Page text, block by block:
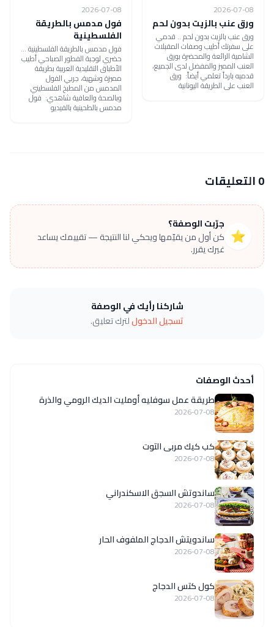
2026-07-08
ورق عنب بالزيت بدون لحم
ورق عنب بالزيت بدون لحم .. قدمي
على سفرتك أطيب وصفات المقبلات
الشامية الرائعة والمحضرة بورق
العنب المميز والمفضل لدى الجميع،
قدميه بارداً تعلمي أيضاً: ورق
العنب على الطريقة اليونانية
2026-07-08
فول مدمس بالطريقة
الفلسطينية
فول مدمس بالطريقة الفلسطينية ...
حضري لوجبة الفطور الصباحي أطيب
الأطباق التقليدية العربية بطريقة
مميزة وشهية، جربي الفول
المدمس من المطبخ الفلسطيني
وبالصحة والعافية شاهدي: فول
مدمس بالطحينية بالفيديو
0 التعليقات
⭐
جرّبت الوصفة؟
كن أول من يقيّمها ويحكي لنا النتيجة — تقييمك يساعد
غيرك يقرر.
شاركنا رأيك في الوصفة
تسجيل الدخوللترك تعليق.
أحدث الوصفات
طريقة عمل سوفليه أومليت الديك الرومي والذرة
2026-07-08
كب كيك مربى التوت
2026-07-08
ساندوتش السجق الاسكندراني
2026-07-08
ساندويتش الدجاج الملفوف الحار
2026-07-08
كول كتس الدجاج
2026-07-08